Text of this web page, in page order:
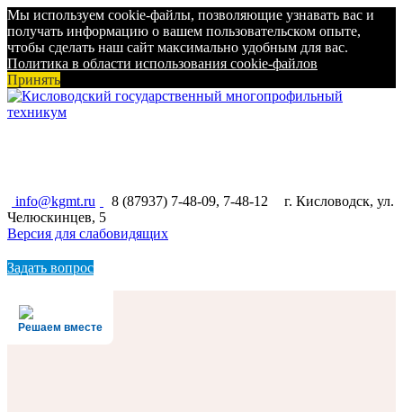
Мы используем cookie-файлы, позволяющие узнавать вас и
получать информацию о вашем пользовательском опыте,
чтобы сделать наш сайт максимально удобным для вас.
Политика в области использования cookie-файлов
Принять
info@kgmt.ru 8 (87937) 7-48-09, 7-48-12
г. Кисловодск, ул.
Челюскинцев, 5
Версия для слабовидящих
Задать вопрос
Решаем вместе